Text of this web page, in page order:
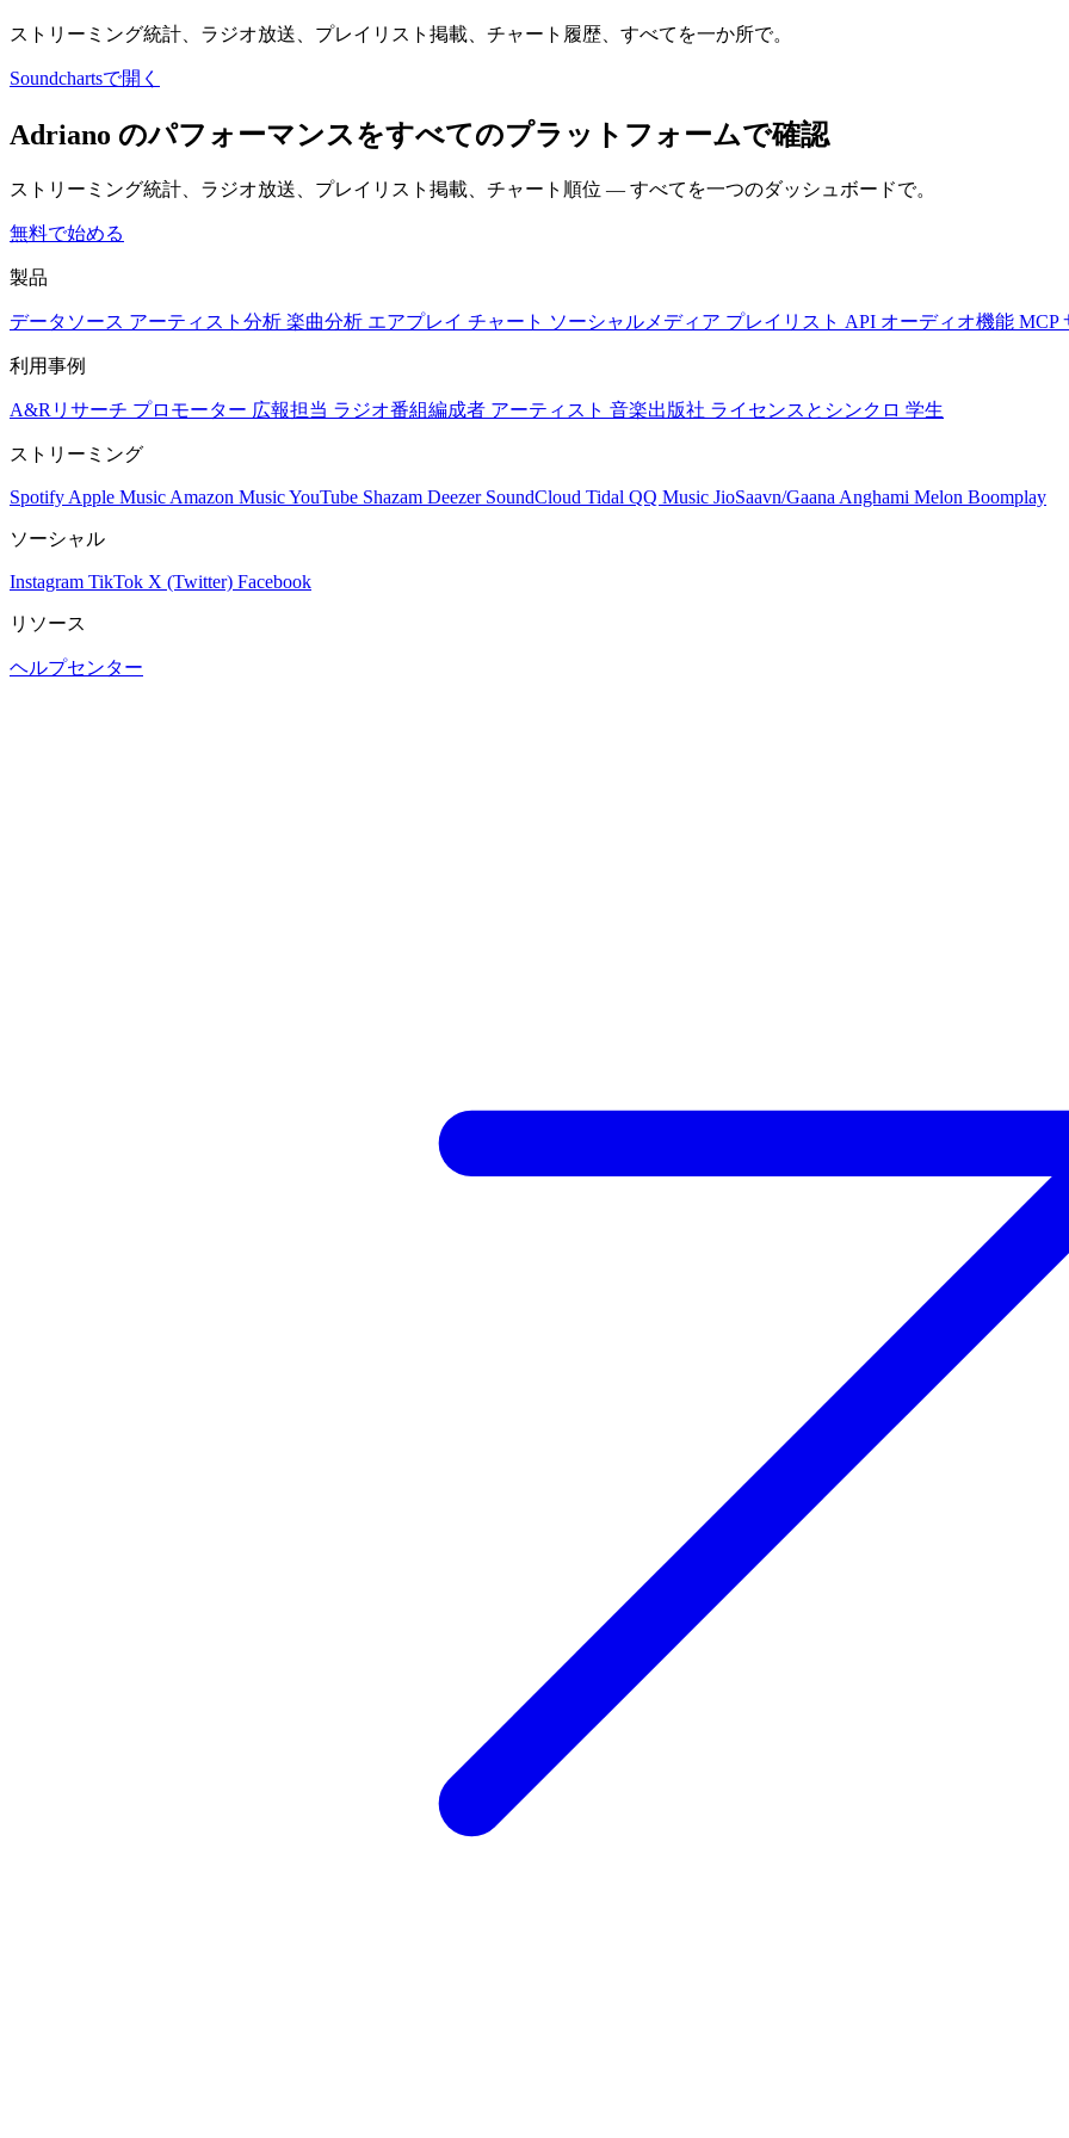
ストリーミング統計、ラジオ放送、プレイリスト掲載、チャート履歴、すべてを一か所で。
Soundchartsで開く
Adriano のパフォーマンスをすべてのプラットフォームで確認
ストリーミング統計、ラジオ放送、プレイリスト掲載、チャート順位 — すべてを一つのダッシュボードで。
無料で始める
製品
データソース アーティスト分析 楽曲分析 エアプレイ チャート ソーシャルメディア プレイリスト API オーディオ機能 MCP
利用事例
A&Rリサーチ プロモーター 広報担当 ラジオ番組編成者 アーティスト 音楽出版社 ライセンスとシンクロ 学生
ストリーミング
Spotify Apple Music Amazon MusicYouTube Shazam Deezer SoundCloud Tidal QQ Music JioSaavn/Gaana Anghami Melon Boomplay
ソーシャル
Instagram TikTok X (Twitter) Facebook
リソース
ヘルプセンター